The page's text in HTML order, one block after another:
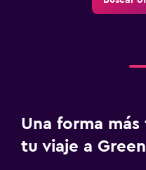
Una forma
tu viaje a